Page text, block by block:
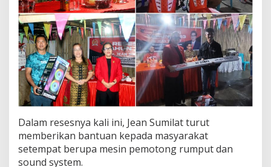
Dalam resesnya kali ini, Jean Sumilat turut
memberikan bantuan kepada masyarakat
setempat berupa mesin pemotong rumput dan
sound system.